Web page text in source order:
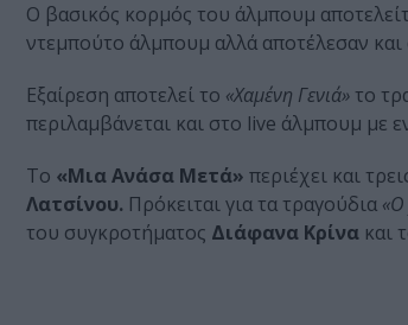
Ο βασικός κορμός του άλμπουμ
ντεμπούτο άλμπουμ αλλά αποτέλεσαν
Εξαίρεση αποτελεί το «Χαμένη Γενιά» το
περιλαμβάνεται και στο live άλμπουμ με
Το «Μια Ανάσα Μετά» περιέχει και
Λατσίνου. Πρόκειται για τα τραγούδια «Ο
του συγκροτήματος Διάφανα Κρίνα και